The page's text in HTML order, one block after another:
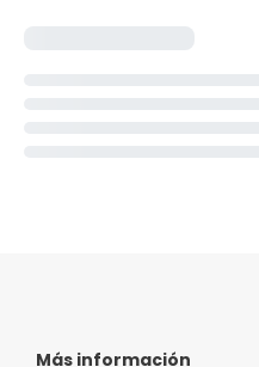
Más información